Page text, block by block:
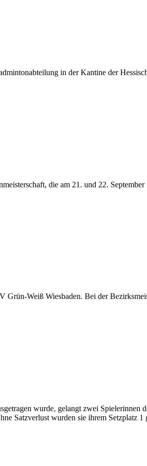
in der Kantine der
die am 21. und 22.
Weiß Wiesbaden. Bei der
wurde, gelangt zwei Spielerinnen
Satzverlust wurden sie ihrem Setzplatz 1